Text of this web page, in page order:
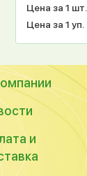
Цена за 1 шт.
Цена за 1 уп.
и